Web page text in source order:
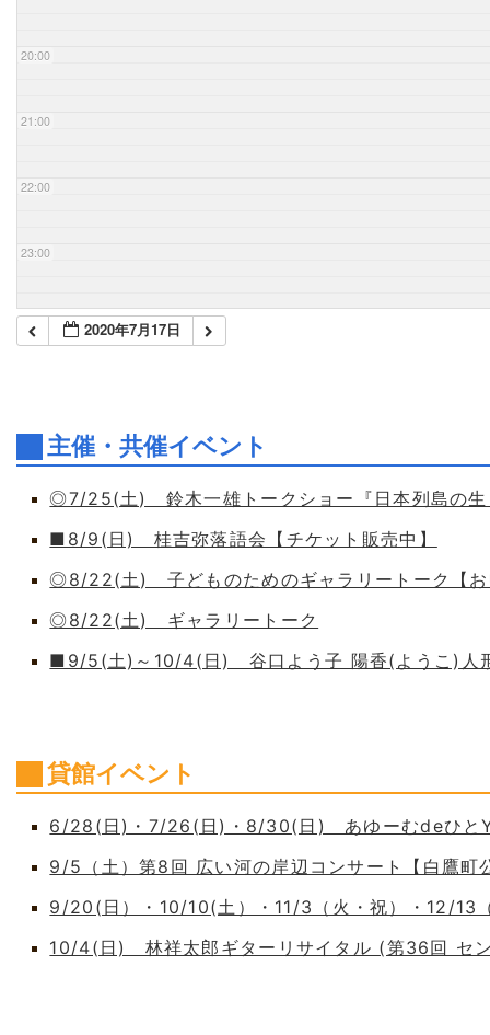
20:00
21:00
22:00
23:00
2020年7月17日
主催・共催イベント
◎7/25(土) 鈴木一雄トークショー『日本列島の生
■8/9(日) 桂吉弥落語会【チケット販売中】
◎8/22(土) 子どものためのギャラリートーク【お
◎8/22(土) ギャラリートーク
■9/5(土)～10/4(日) 谷口よう子 陽香(ようこ)人
貸館イベント
6/28(日)・7/26(日)・8/30(日) あゆーむdeひと
9/5（土）第8回 広い河の岸辺コンサート【白鷹町
9/20(日）・10/10(土）・11/3（火・祝）・12/
10/4(日) 林祥太郎ギターリサイタル (第36回 セ